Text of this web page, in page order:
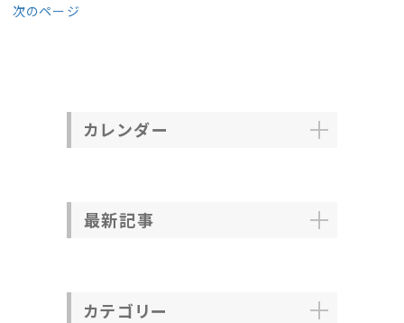
次のページ
カレンダー
最新記事
カテゴリー